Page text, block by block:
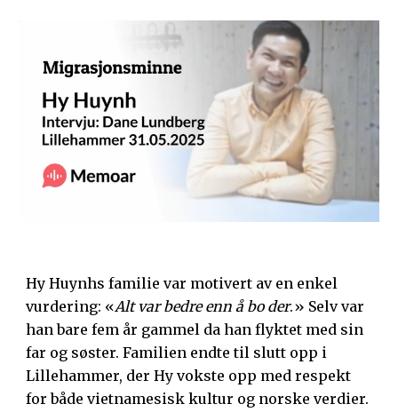
Hy Huynhs familie var motivert av en enkel
vurdering: «Alt var bedre enn å bo der.» Selv var
han bare fem år gammel da han flyktet med sin
far og søster. Familien endte til slutt opp i
Lillehammer, der Hy vokste opp med respekt
for både vietnamesisk kultur og norske verdier.